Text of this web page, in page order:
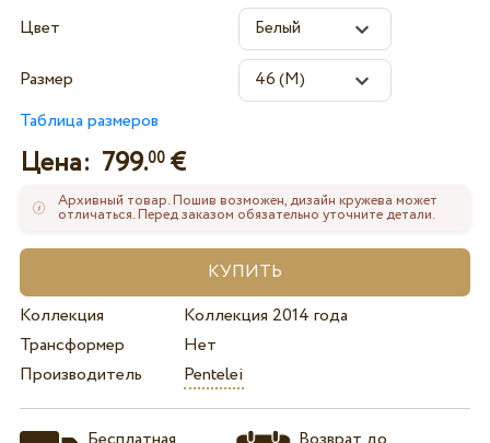
Цвет
Размер
Таблица размеров
Цена: 799.00€
Архивный товар. Пошив возможен, дизайн кружева может
отличаться. Перед заказом обязательно уточните детали.
Коллекция
Коллекция 2014 года
Трансформер
Нет
Производитель
Pentelei